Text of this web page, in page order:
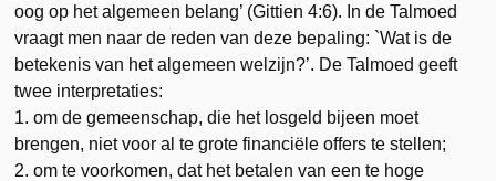
oog op het algemeen belang’ (Gittien 4:6). In de Talmoed
vraagt men naar de reden van deze bepaling: `Wat is de
betekenis van het algemeen welzijn?’. De Talmoed geeft
twee interpretaties:
1. om de gemeenschap, die het losgeld bijeen moet
brengen, niet voor al te grote financiële offers te stellen;
2. om te voorkomen, dat het betalen van een te hoge